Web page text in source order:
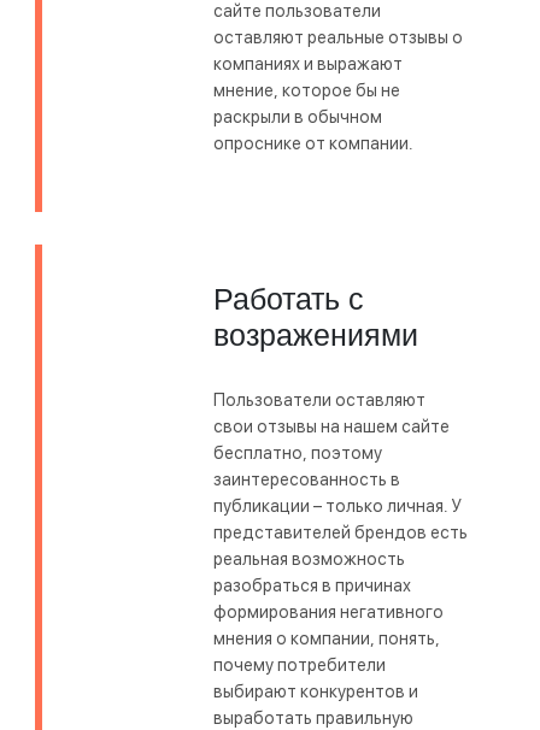
сайте пользователи
оставляют реальные отзывы о
компаниях и выражают
мнение, которое бы не
раскрыли в обычном
опроснике от компании.
Работать с
возражениями
Пользователи оставляют
свои отзывы на нашем сайте
бесплатно, поэтому
заинтересованность в
публикации – только личная. У
представителей брендов есть
реальная возможность
разобраться в причинах
формирования негативного
мнения о компании, понять,
почему потребители
выбирают конкурентов и
выработать правильную